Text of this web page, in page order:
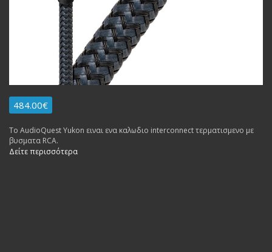
484.00€
To AudioQuest Yukon ειναι ενα καλωδιο interconnect τερματισμενο με
βυσματα RCA.
Δείτε περισσότερα